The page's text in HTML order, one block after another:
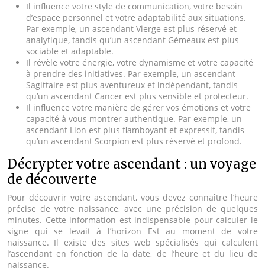
Il influence votre style de communication, votre besoin
d’espace personnel et votre adaptabilité aux situations.
Par exemple, un ascendant Vierge est plus réservé et
analytique, tandis qu’un ascendant Gémeaux est plus
sociable et adaptable.
Il révèle votre énergie, votre dynamisme et votre capacité
à prendre des initiatives. Par exemple, un ascendant
Sagittaire est plus aventureux et indépendant, tandis
qu’un ascendant Cancer est plus sensible et protecteur.
Il influence votre manière de gérer vos émotions et votre
capacité à vous montrer authentique. Par exemple, un
ascendant Lion est plus flamboyant et expressif, tandis
qu’un ascendant Scorpion est plus réservé et profond.
Décrypter votre ascendant : un voyage
de découverte
Pour découvrir votre ascendant, vous devez connaître l’heure
précise de votre naissance, avec une précision de quelques
minutes. Cette information est indispensable pour calculer le
signe qui se levait à l’horizon Est au moment de votre
naissance. Il existe des sites web spécialisés qui calculent
l’ascendant en fonction de la date, de l’heure et du lieu de
naissance.